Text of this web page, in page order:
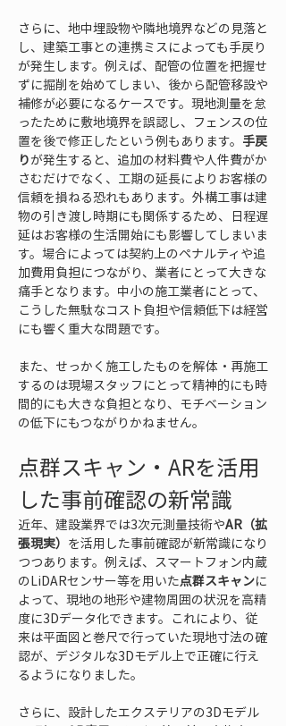
さらに、地中埋設物や隣地境界などの見落と
し、建築工事との連携ミスによっても手戻り
が発生します。例えば、配管の位置を把握せ
ずに掘削を始めてしまい、後から配管移設や
補修が必要になるケースです。現地測量を怠
ったために敷地境界を誤認し、フェンスの位
置を後で修正したという例もあります。 手戻
りが発生すると、追加の材料費や人件費がか
さむだけでなく、工期の延長によりお客様の
信頼を損ねる恐れもあります。外構工事は建
物の引き渡し時期にも関係するため、日程遅
延はお客様の生活開始にも影響してしまいま
す。場合によっては契約上のペナルティや追
加費用負担につながり、業者にとって大きな
痛手となります。中小の施工業者にとって、
こうした無駄なコスト負担や信頼低下は経営
にも響く重大な問題です。
また、せっかく施工したものを解体・再施工
するのは現場スタッフにとって精神的にも時
間的にも大きな負担となり、モチベーション
の低下にもつながりかねません。
点群スキャン・ARを活用
した事前確認の新常識
近年、建設業界では3次元測量技術やAR（拡
張現実） を活用した事前確認が新常識になり
つつあります。例えば、スマートフォン内蔵
のLiDARセンサー等を用いた点群スキャンに
よって、現地の地形や建物周囲の状況を高精
度に3Dデータ化できます。これにより、従
来は平面図と巻尺で行っていた現地寸法の確
認が、デジタルな3Dモデル上で正確に行え
るようになりました。
さらに、設計したエクステリアの3Dモデル